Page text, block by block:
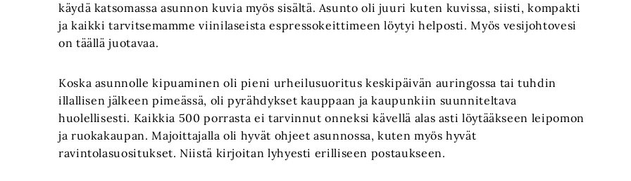
käydä katsomassa asunnon kuvia myös sisältä. Asunto oli juuri kuten kuvissa, siisti, kompakti
ja kaikki tarvitsemamme viinilaseista espressokeittimeen löytyi helposti. Myös vesijohtovesi
on täällä juotavaa.
Koska asunnolle kipuaminen oli pieni urheilusuoritus keskipäivän auringossa tai tuhdin
illallisen jälkeen pimeässä, oli pyrähdykset kauppaan ja kaupunkiin suunniteltava
huolellisesti. Kaikkia 500 porrasta ei tarvinnut onneksi kävellä alas asti löytääkseen leipomon
ja ruokakaupan. Majoittajalla oli hyvät ohjeet asunnossa, kuten myös hyvät
ravintolasuositukset. Niistä kirjoitan lyhyesti erilliseen postaukseen.